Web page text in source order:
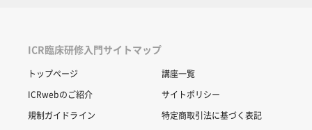
ICR臨床研修入門サイトマップ
トップページ
ICRwebのご紹介
規制ガイドライン
講座一覧
サイトポリシー
特定商取引法に基づく表記